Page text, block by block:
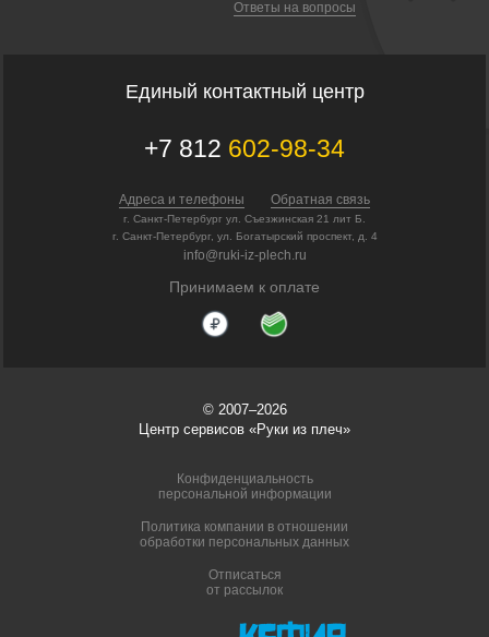
Ответы на вопросы
Единый контактный центр
+7 812 602-98-34
Адреса и телефоны Обратная связь
г. Санкт-Петербург ул. Съезжинская 21 лит Б.
г. Санкт-Петербург, ул. Богатырский проспект, д. 4
info@ruki-iz-plech.ru
Принимаем к оплате
© 2007–2026
Центр сервисов «Руки из плеч»
Конфиденциальность
персональной информации
Политика компании в отношении
обработки персональных данных
Отписаться
от рассылок